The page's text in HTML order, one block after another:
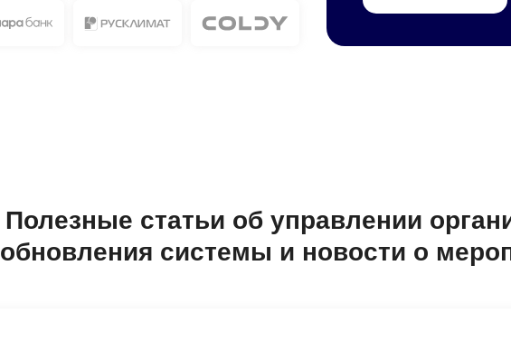
Полезные статьи об управлении
обновления системы и новости о